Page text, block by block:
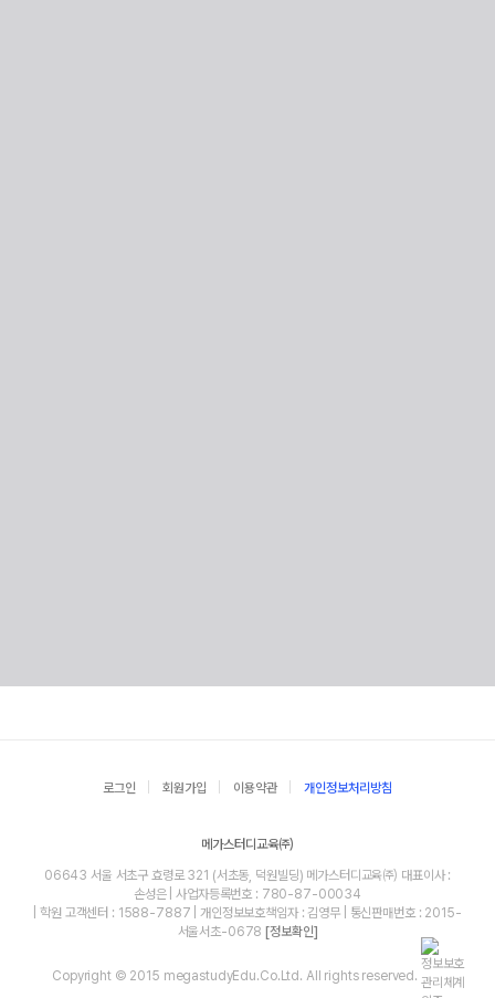
로그인 회원가입 이용약관 개인정보처리방침
메가스터디교육㈜
06643 서울 서초구 효령로 321 (서초동, 덕원빌딩) 메가스터디교육㈜ 대표이사 :
손성은 | 사업자등록번호 : 780-87-00034
| 학원 고객센터 : 1588-7887 | 개인정보보호책임자 : 김영무 | 통신판매번호 : 2015-
서울서초-0678 [정보확인]
Copyright © 2015 megastudyEdu.Co.Ltd. All rights reserved.